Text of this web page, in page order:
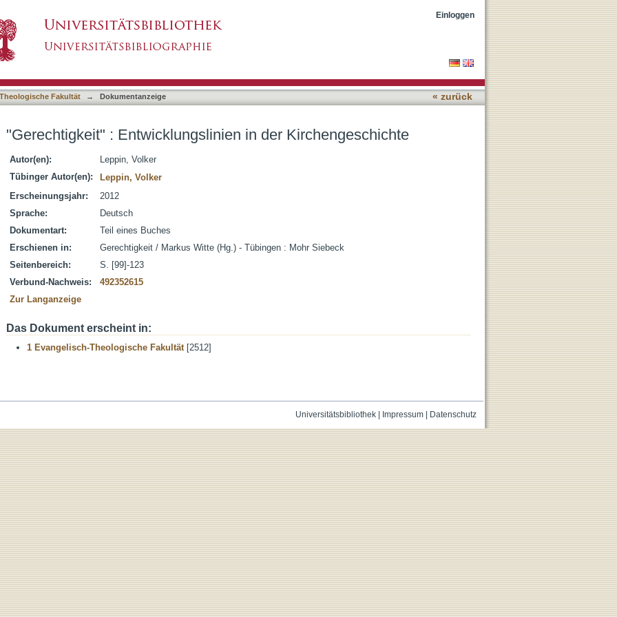
Einloggen
Fakultät → Dokumentanzeige « zurück
"Gerechtigkeit" : Entwicklungslinien in der Kirchengeschichte
Autor(en):
Leppin, Volker
Tübinger Autor(en):
Leppin, Volker
Erscheinungsjahr:
2012
Sprache:
Deutsch
Dokumentart:
Teil eines Buches
Erschienen in:
Gerechtigkeit / Markus Witte (Hg.) - Tübingen : Mohr Siebeck
Seitenbereich:
S. [99]-123
Verbund-Nachweis:
492352615
Zur Langanzeige
Das Dokument erscheint in:
1 Evangelisch-Theologische Fakultät[2512]
Universitätsbibliothek| Impressum| Datenschutz